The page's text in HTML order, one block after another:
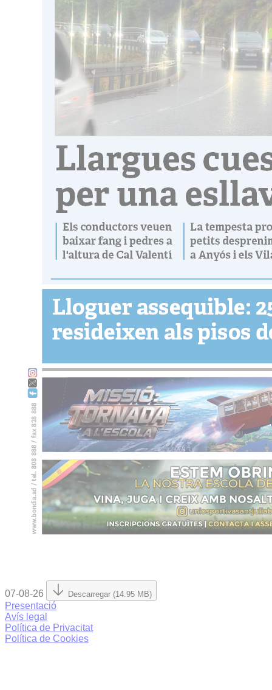
07-08-26 Descarregar (14.95 MB)
Presentació
Avís legal
Política de Privacitat
Política de Cookies